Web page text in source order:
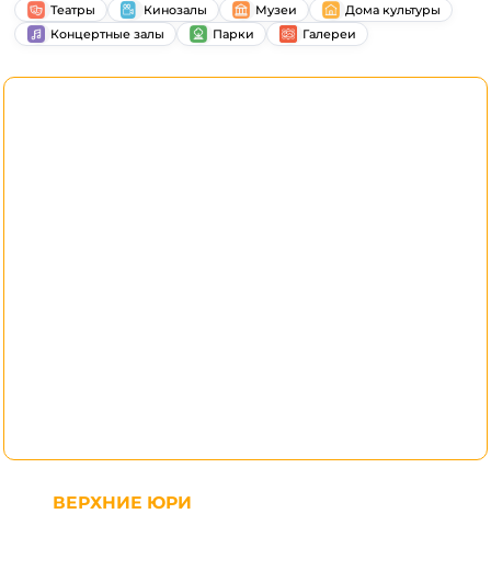
Театры Кинозалы Музеи
Дома культуры
Концертные залы
Парки Галереи
ВЕРХНИЕ ЮРИ